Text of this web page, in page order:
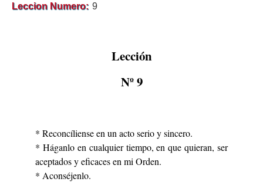
Leccion Numero 9
Lección
Nº 9
* Reconcíliense en un acto serio y sincero.
* Háganlo en cualquier tiempo, en que quieran, ser
aceptados y eficaces en mi Orden.
* Aconséjenlo.